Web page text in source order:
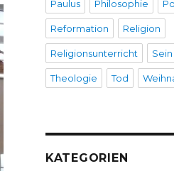
Paulus Philosophie
Reformation Religion
Religionsunterricht Sein
Theologie Tod
KATEGORIEN